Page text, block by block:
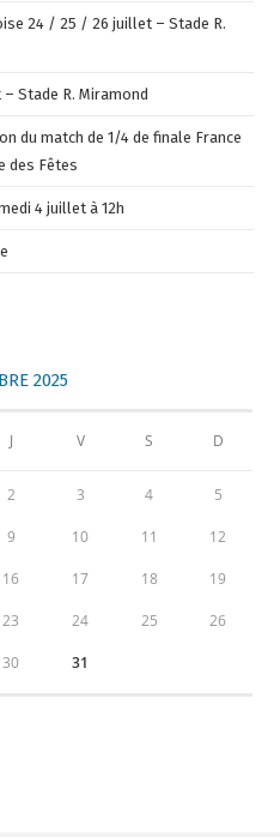
24 / 25 / 26 juillet – Stade R.
Stade R. Miramond
du match de 1/4 de finale France
des Fêtes
4 juillet à 12h
2025
J V S D
2 3 4 5
9 10 11 12
16 17 18 19
23 24 25 26
30 31